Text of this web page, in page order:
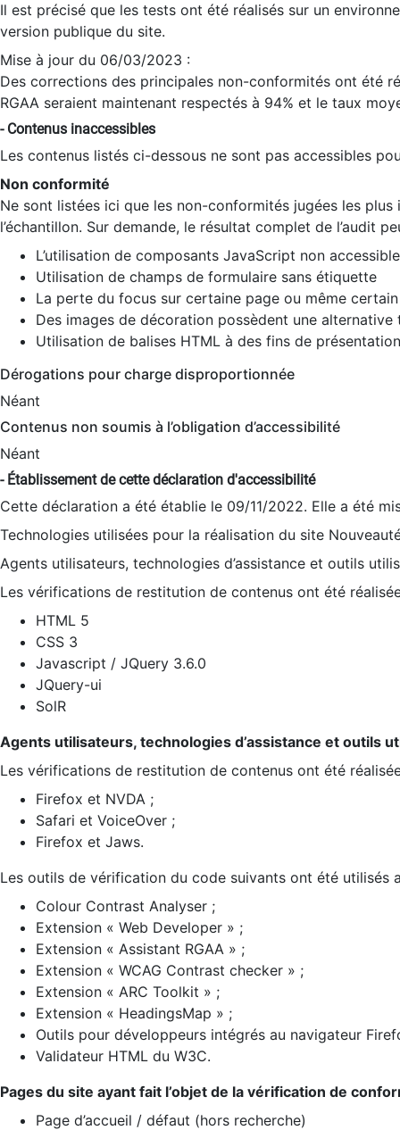
Il est précisé que les tests ont été réalisés sur un
version publique du site.
Mise à jour du 06/03/2023 :
Des corrections des principales non-conformités ont été
RGAA seraient maintenant respectés à 94% et le taux
- Contenus inaccessibles
Les contenus listés ci-dessous ne sont pas accessibles
Non conformité
Ne sont listées ici que les non-conformités jugées les
l’échantillon. Sur demande, le résultat complet de l’audit
L’utilisation de composants JavaScript non
Utilisation de champs de formulaire sans étiquette
La perte du focus sur certaine page ou même
Des images de décoration possèdent une alternative
Utilisation de balises HTML à des fins de
Dérogations pour charge disproportionnée
Néant
Contenus non soumis à l’obligation d’accessibilité
Néant
- Établissement de cette déclaration d'accessibilité
Cette déclaration a été établie le 09/11/2022. Elle a été
Technologies utilisées pour la réalisation du site
Agents utilisateurs, technologies d’assistance et outils
Les vérifications de restitution de contenus ont été
HTML 5
CSS 3
Javascript / JQuery 3.6.0
JQuery-ui
SolR
Agents utilisateurs, technologies d’assistance et outils
Les vérifications de restitution de contenus ont été
Firefox et NVDA ;
Safari et VoiceOver ;
Firefox et Jaws.
Les outils de vérification du code suivants ont été utilisés
Colour Contrast Analyser ;
Extension « Web Developer » ;
Extension « Assistant RGAA » ;
Extension « WCAG Contrast checker » ;
Extension « ARC Toolkit » ;
Extension « HeadingsMap » ;
Outils pour développeurs intégrés au navigateur
Validateur HTML du W3C.
Pages du site ayant fait l’objet de la vérification de
Page d’accueil / défaut (hors recherche)